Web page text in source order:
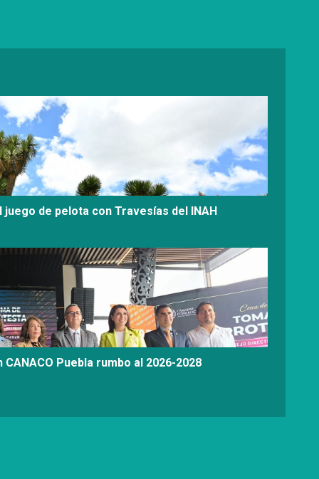
de pelota con Travesías del INAH
Puebla rumbo al 2026-2028